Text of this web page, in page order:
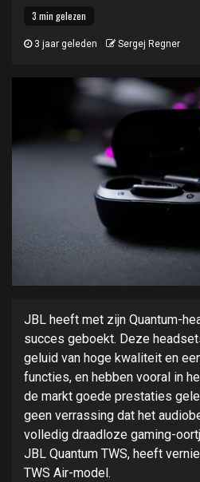
3 min gelezen
3 jaar geleden Sergej Regner
JBL heeft met zijn Quantum-
succes geboekt. Deze
geluid van hoge kwaliteit en
functies, en hebben vooral in
de markt goede prestaties
geen verrassing dat het
volledig draadloze gaming-
JBL Quantum TWS, heeft
TWS Air-model.